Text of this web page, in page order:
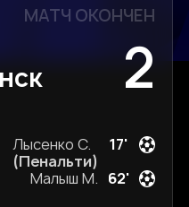
МАТЧ ОКОНЧЕН
17'
Лысенко С.
(Пенальти)
62'
Малыш М.
2